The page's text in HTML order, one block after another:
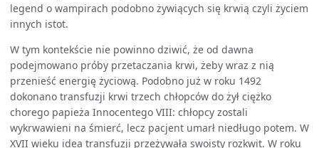
legend o wampirach podobno żywiących się krwią czyli życiem
innych istot.
W tym kontekście nie powinno dziwić, że od dawna
podejmowano próby przetaczania krwi, żeby wraz z nią
przenieść energię życiową. Podobno już w roku 1492
dokonano transfuzji krwi trzech chłopców do żył ciężko
chorego papieża Innocentego VIII: chłopcy zostali
wykrwawieni na śmierć, lecz pacjent umarł niedługo potem. W
XVII wieku idea transfuzji przeżywała swoisty rozkwit. W roku